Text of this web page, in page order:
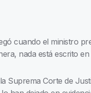
cuando el ministro
nada está escrito en
Suprema Corte de